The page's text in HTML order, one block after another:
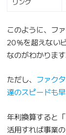
このように、フ
20％を超えない
なのがわかります
ただし、 ファク
達のスピードも
年利換算すると
活用すれば事業